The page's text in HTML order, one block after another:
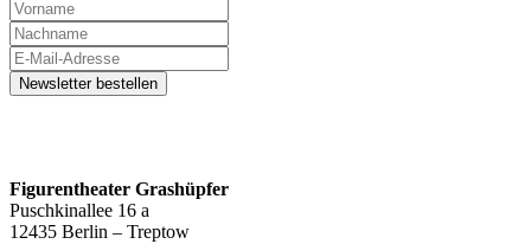
Figurentheater Grashüpfer
Puschkinallee 16 a
12435 Berlin – Treptow